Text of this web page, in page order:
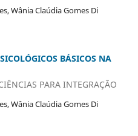
Wânia Claúdia Gomes Di
BÁSICOS NA
PARA INTEGRAÇÃO
Wânia Claúdia Gomes Di